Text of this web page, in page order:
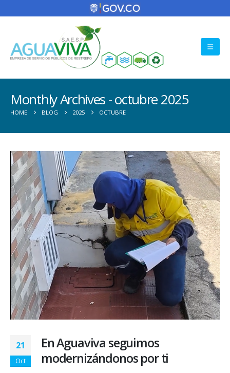
Monthly Archives - octubre 2025
HOME BLOG 2025 OCTUBRE
21
Oct
En Aguaviva seguimos
modernizándonos por ti